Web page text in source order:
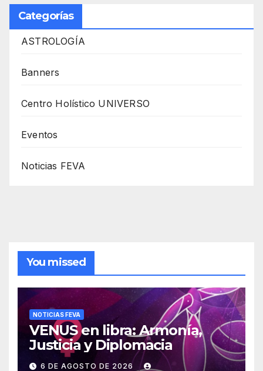
Categorías
ASTROLOGÍA
Banners
Centro Holístico UNIVERSO
Eventos
Noticias FEVA
You missed
NOTICIAS FEVA
VENUS en libra: Armonía,
Justicia y Diplomacia
6 DE AGOSTO DE 2026